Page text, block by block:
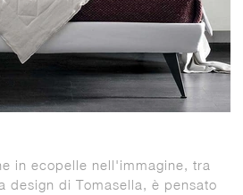
in ecopelle nell'immagine, tra
design di Tomasella, è pensato